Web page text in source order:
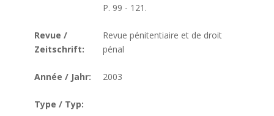
P. 99 - 121.
Revue /
Zeitschrift:
Revue pénitentiaire et de droit
pénal
Année / Jahr: 2003
Type / Typ: